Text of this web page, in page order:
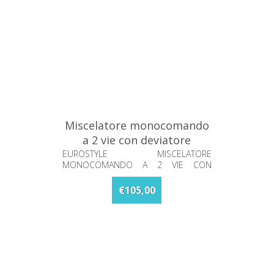
Miscelatore monocomando
a 2 vie con deviatore
Eurostyle Grohe 24047003
EUROSTYLE MISCELATORE
MONOCOMANDO A 2 VIE CON
€105,00